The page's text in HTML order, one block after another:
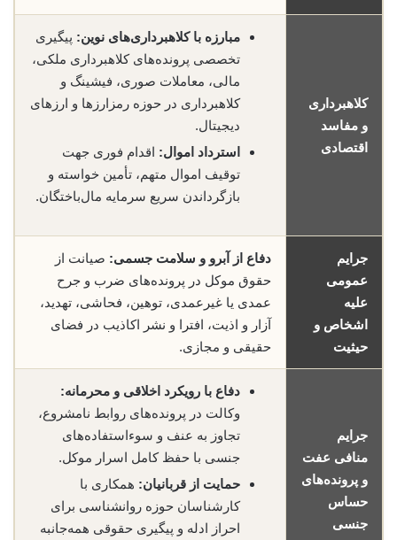
کلاهبرداری
و مفاسد
اقتصادی
مبارزه با کلاهبرداری‌های نوین: پیگیری
تخصصی پرونده‌های کلاهبرداری ملکی،
مالی، معاملات صوری، فیشینگ و
کلاهبرداری در حوزه رمز‌ارزها و ارزهای
دیجیتال.
استرداد اموال: اقدام فوری جهت
توقیف اموال متهم، تأمین خواسته و
بازگرداندن سریع سرمایه مال‌باختگان.
جرایم
عمومی
علیه
اشخاص و
حیثیت
دفاع از آبرو و سلامت جسمی: صیانت از
حقوق موکل در پرونده‌های ضرب و جرح
عمدی یا غیرعمدی، توهین، فحاشی، تهدید،
آزار و اذیت، افترا و نشر اکاذیب در فضای
حقیقی و مجازی.
جرایم
منافی عفت
و پرونده‌های
حساس
جنسی
دفاع با رویکرد اخلاقی و محرمانه:
وکالت در پرونده‌های روابط نامشروع،
تجاوز به عنف و سوءاستفاده‌های
جنسی با حفظ کامل اسرار موکل.
حمایت از قربانیان: همکاری با
کارشناسان حوزه روانشناسی برای
احراز ادله و پیگیری حقوقی همه‌جانبه